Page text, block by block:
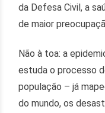
da Defesa Civil, a
de maior
Não à toa: a
estuda o processo
população – já
do mundo, os